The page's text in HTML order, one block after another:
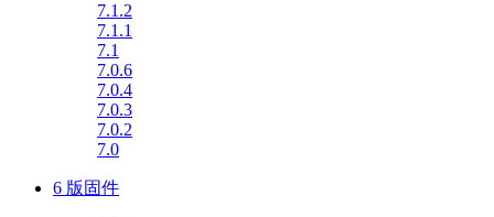
7.1.2
7.1.1
7.1
7.0.6
7.0.4
7.0.3
7.0.2
7.0
6 版固件